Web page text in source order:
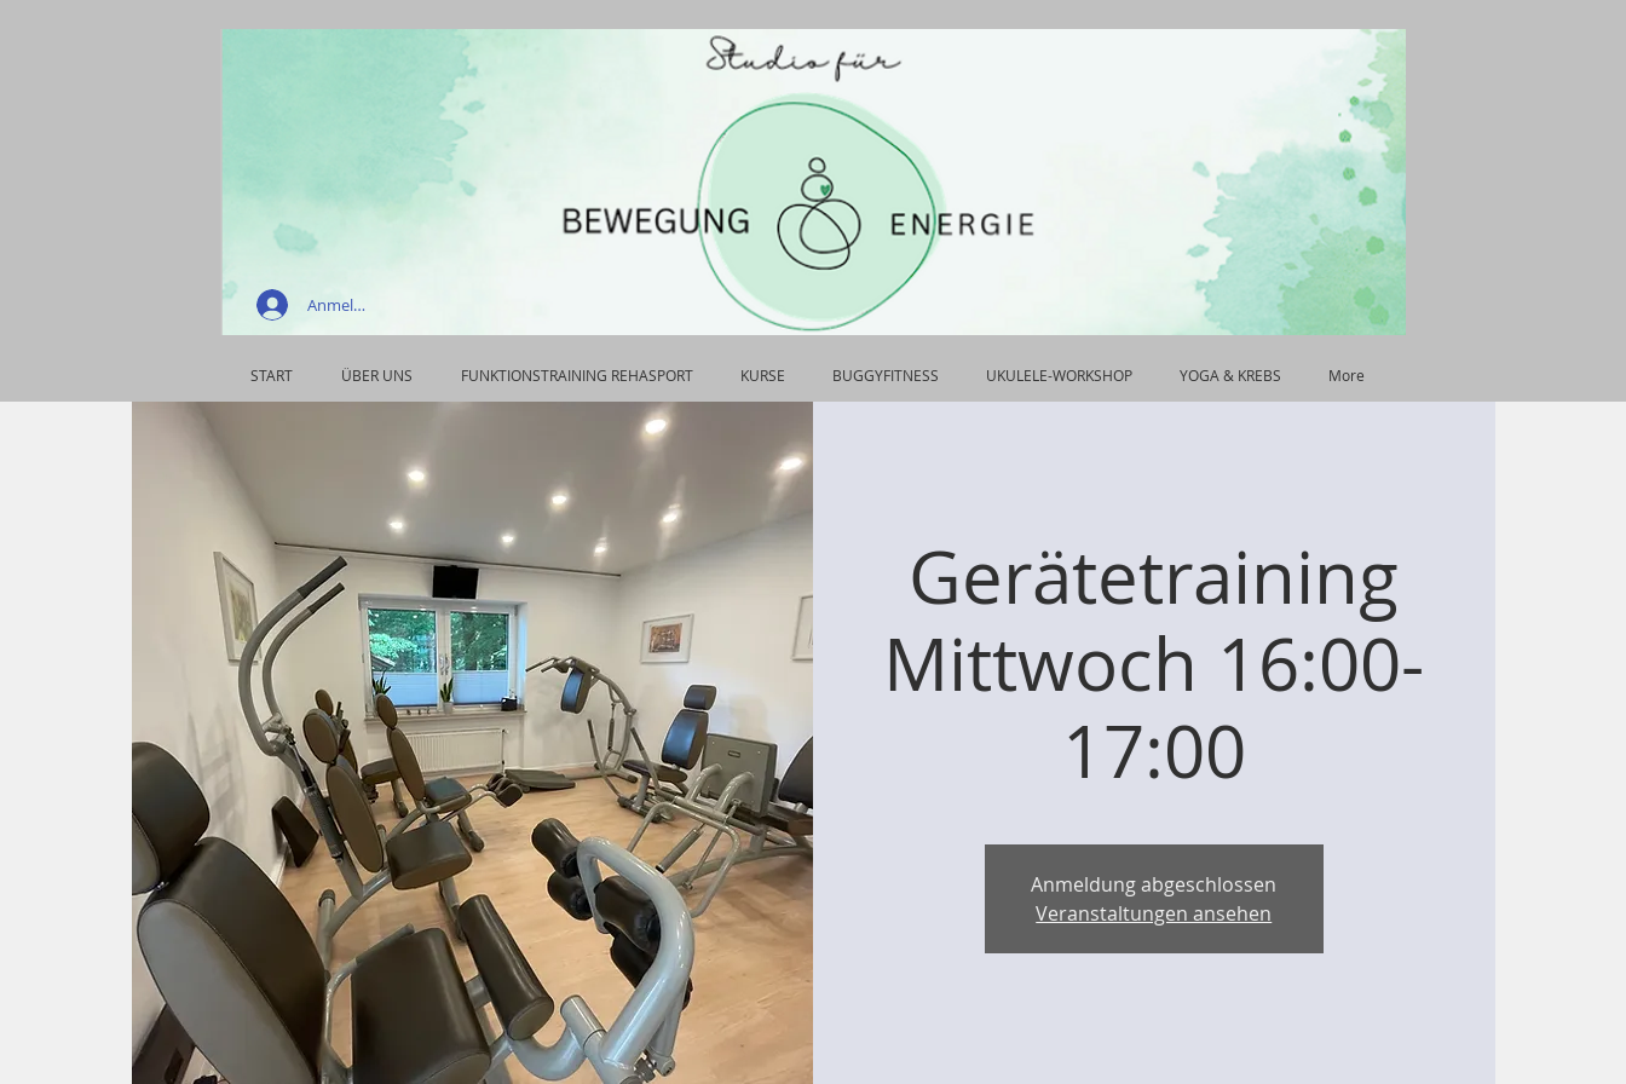
Anmelden
START ÜBER UNS FUNKTIONSTRAINING REHASPORT KURSE BUGGYFITNESS UKULELE-WORKSHOP YOGA & KREBS More
Gerätetraining
Mittwoch 16:00-
17:00
Anmeldung abgeschlossen
Veranstaltungen ansehen